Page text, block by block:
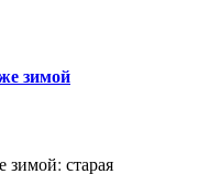
зимой